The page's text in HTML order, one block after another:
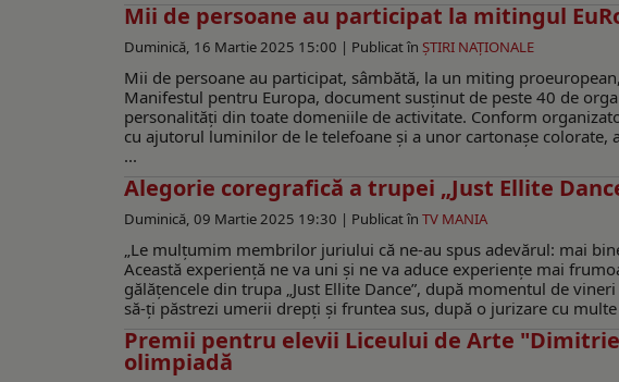
Mii de persoane au participat la mitingul
Duminică, 16 Martie 2025 15:00 | Publicat în ŞTIRI NAŢIONALE
Mii de persoane au participat, sâmbătă, la un miting
Manifestul pentru Europa, document susţinut de peste 40 de
personalități din toate domeniile de activitate. Conform
cu ajutorul luminilor de le telefoane și a unor cartonașe colorate,
...
Alegorie coregrafică a trupei „Just Ellite
Duminică, 09 Martie 2025 19:30 | Publicat în TV MANIA
„Le mulţumim membrilor juriului că ne-au spus adevărul: mai
Această experienţă ne va uni şi ne va aduce experienţe mai
gălăţencele din trupa „Just Ellite Dance”, după momentul de
să-ţi păstrezi umerii drepţi şi fruntea sus, după o jurizare cu
Premii pentru elevii Liceului de Arte
olimpiadă